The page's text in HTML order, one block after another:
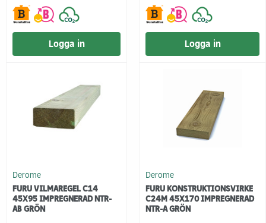
Logga in Logga in
Derome
FURU VILMAREGEL C14
45X95 IMPREGNERAD NTR-
AB GRÖN
Derome
FURU KONSTRUKTIONSVIRKE
C24M 45X170 IMPREGNERAD
NTR-A GRÖN